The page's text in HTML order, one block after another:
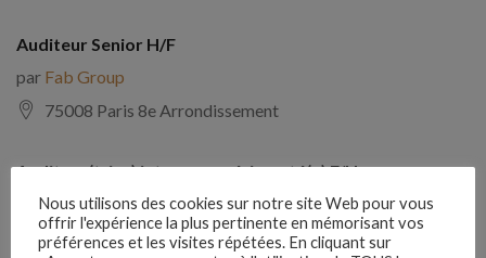
Auditeur Senior H/F
par Fab Group
75008 Paris 8e Arrondissement
Auditeur(trice) interne expérimenté(e) F/H
parComptabilite Emploi
39130 Châtillon
Nous utilisons des cookies sur notre site Web pour vous
offrir l'expérience la plus pertinente en mémorisant vos
préférences et les visites répétées. En cliquant sur